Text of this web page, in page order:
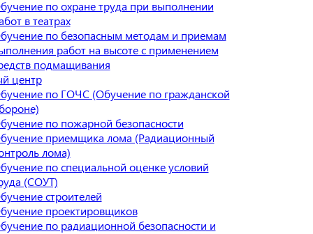
по охране труда при выполнении
в театрах
по безопасным методам и приемам
работ на высоте с применением
подмащивания
центр
по ГОЧС (Обучение по гражданской
по пожарной безопасности
приемщика лома (Радиационный
лома)
по специальной оценке условий
(СОУТ)
строителей
проектировщиков
по радиационной безопасности и